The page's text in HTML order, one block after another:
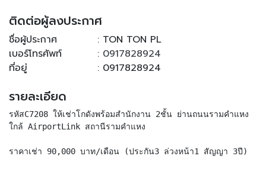
ติดต่อผู้ลงประกาศ
ชื่อผู้ประกาศ
: TON TON PL
เบอร์โทรศัพท์
: 0917828924
ที่อยู่
: 0917828924
รายละเอียด
รหัสC7208 ให้เช่าโกดังพร้อมสำนักงาน 2ชั้น ย่านถนนรามคำแหง
ใกล้ AirportLink สถานีรามคำแหง
ราคาเช่า 90,000 บาท/เดือน (ประกัน3 ล่วงหน้า1 สัญญา 3ปี)